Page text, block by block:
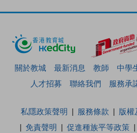
關於教城 最新消息 教師 中學
人才招募
聯絡我們 服務承
私隱政策聲明 服務條款
版
免責聲明
促進種族平等政策